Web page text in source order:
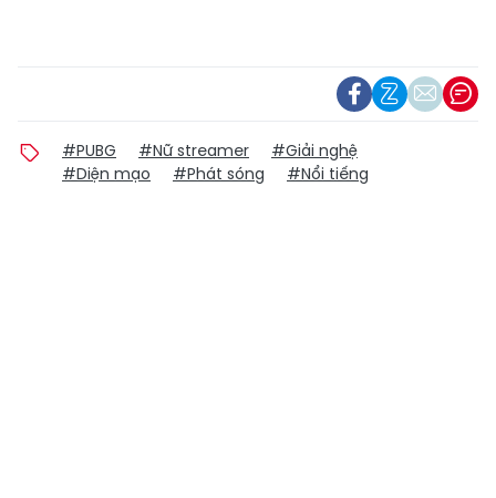
#PUBG #Nữ streamer
#Giải nghệ
#Diện mạo
#Phát sóng #Nổi tiếng